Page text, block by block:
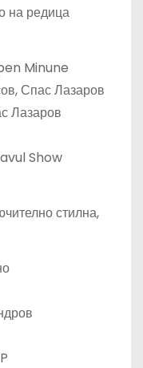
на редица
Minune
Спас Лазаров
Лазаров
Show
стилна,